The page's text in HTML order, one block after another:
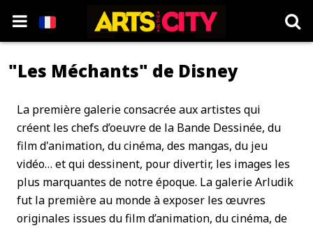
"Les Méchants" de Disney
La première galerie consacrée aux artistes qui
créent les chefs d’oeuvre de la Bande Dessinée, du
film d'animation, du cinéma, des mangas, du jeu
vidéo… et qui dessinent, pour divertir, les images les
plus marquantes de notre époque. La galerie Arludik
fut la première au monde à exposer les œuvres
originales issues du film d’animation, du cinéma, de